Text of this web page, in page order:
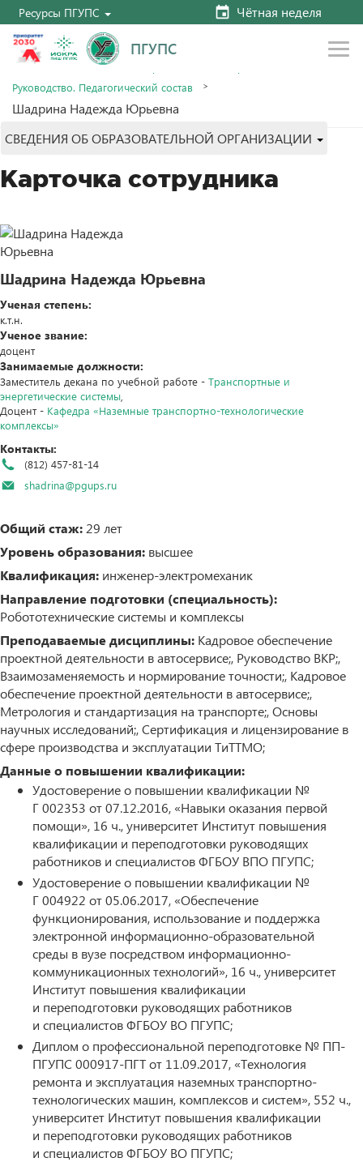
Ресурсы ПГУПС Чётная неделя
ПГУПС
Главная
Сведения об образовательной организации
Руководство. Педагогический состав
Шадрина Надежда Юрьевна
СВЕДЕНИЯ ОБ ОБРАЗОВАТЕЛЬНОЙ ОРГАНИЗАЦИИ
Карточка сотрудника
Шадрина Надежда Юрьевна
Ученая степень:
к.т.н.
Ученое звание:
доцент
Занимаемые должности:
Заместитель декана по учебной работе - Транспортные и
энергетические системы
Доцент - Кафедра «Наземные транспортно-технологические
комплексы»
Контакты:
(812) 457-81-14
shadrina@pgups.ru
Общий стаж: 29 лет
Уровень образования: высшее
Квалификация: инженер-электромеханик
Направление подготовки (специальность):
Робототехнические системы и комплексы
Преподаваемые дисциплины: Кадровое обеспечение
проектной деятельности в автосервисе;, Руководство ВКР;,
Взаимозаменяемость и нормирование точности;, Кадровое
обеспечение проектной деятельности в автосервисе;,
Метрология и стандартизация на транспорте;, Основы
научных исследований;, Сертификация и лицензирование в
сфере производства и эксплуатации ТиТТМО;
Данные о повышении квалификации:
Удостоверение о повышении квалификации №
Г 002353 от 07.12.2016, «Навыки оказания первой
помощи», 16 ч., университет Институт повышения
квалификации и переподготовки руководящих
работников и специалистов ФГБОУ ВПО ПГУПС;
Удостоверение о повышении квалификации №
Г 004922 от 05.06.2017, «Обеспечение
функционирования, использование и поддержка
электронной информационно-образовательной
среды в вузе посредством информационно-
коммуникационных технологий», 16 ч., университет
Институт повышения квалификации
и переподготовки руководящих работников
и специалистов ФГБОУ ВО ПГУПС;
Диплом о профессиональной переподготовке № ПП-
ПГУПС 000917-ПГТ от 11.09.2017, «Технология
ремонта и эксплуатация наземных транспортно-
технологических машин, комплексов и систем», 552 ч.,
университет Институт повышения квалификации
и переподготовки руководящих работников
и специалистов ФГБОУ ВО ПГУПС;